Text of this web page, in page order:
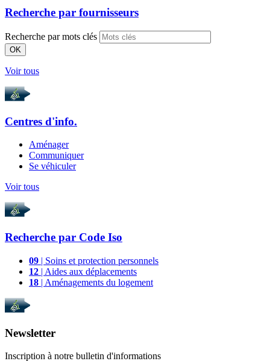
Recherche par fournisseurs
Recherche par mots clés
OK
Voir tous
Centres d'info.
Aménager
Communiquer
Se véhiculer
Voir tous
Recherche par Code Iso
09 | Soins et protection personnels
12 | Aides aux déplacements
18 | Aménagements du logement
Newsletter
Inscription à notre bulletin d'informations